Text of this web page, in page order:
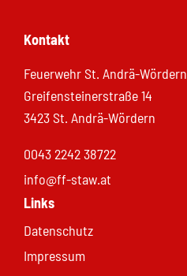
Kontakt
Feuerwehr St. Andrä-Wördern
Greifensteinerstraße 14
3423 St. Andrä-Wördern
0043 2242 38722
info@ff-staw.at
Links
Datenschutz
Impressum